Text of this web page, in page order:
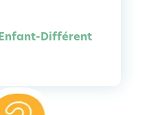
Enfant-Différent